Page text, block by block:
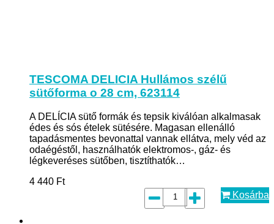
TESCOMA DELICIA Hullámos szélű
sütőforma o 28 cm, 623114
A DELÍCIA sütő formák és tepsik kiválóan alkalmasak
édes és sós ételek sütésére. Magasan ellenálló
tapadásmentes bevonattal vannak ellátva, mely véd az
odaégéstől, használhatók elektromos-, gáz- és
légkeveréses sütőben, tisztíthatók…
4 440 Ft
Kosárba